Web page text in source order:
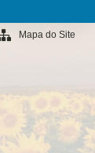
Mapa do Site